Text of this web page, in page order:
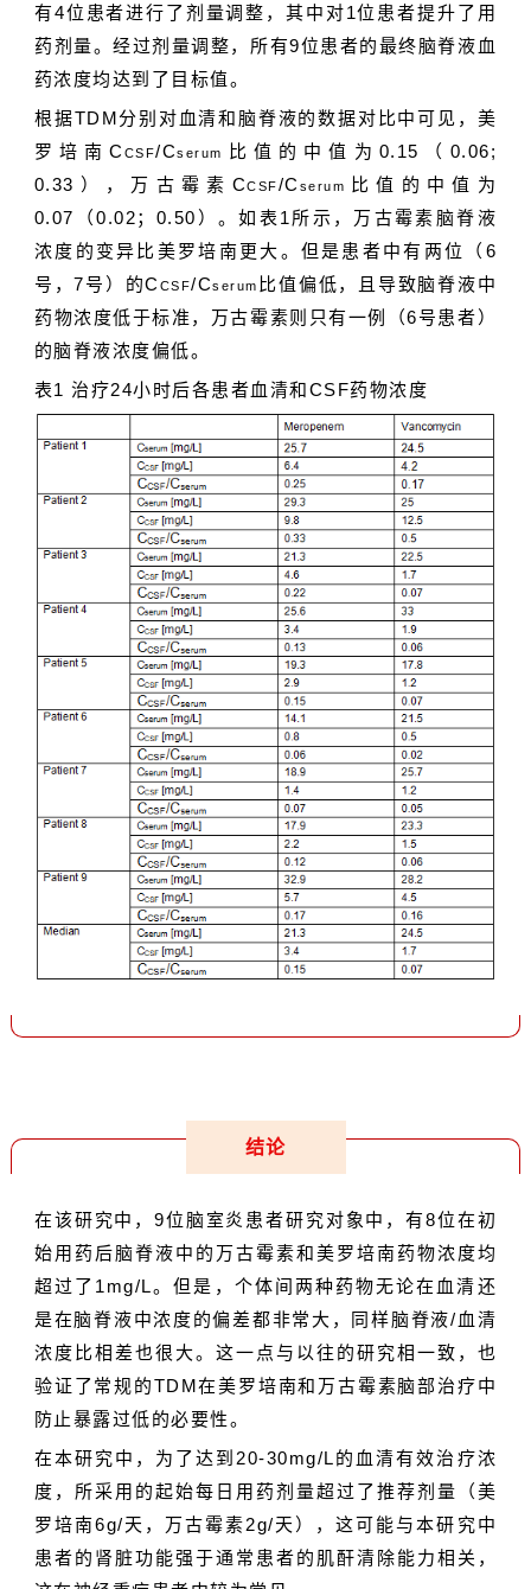
有4位患者进行了剂量调整，其中对1位患者提升了用
药剂量。经过剂量调整，所有9位患者的最终脑脊液血
药浓度均达到了目标值。
根据TDM分别对血清和脑脊液的数据对比中可见，美
罗培南C CSF/Cserum
比值的中值为0.15（0.06;
0.33），万古霉素CCSF/C serum
比值的中值为
0.07（0.02；0.50）。如表1所示，万古霉素脑脊液
浓度的变异比美罗培南更大。但是患者中有两位（6
号，7号）的C CSF/Cserum 比值偏低，且导致脑脊液中
药物浓度低于标准，万古霉素则只有一例（6号患者）
的脑脊液浓度偏低。
表1 治疗24小时后各患者血清和CSF药物浓度
结论
在该研究中，9位脑室炎患者研究对象中，有8位在初
始用药后脑脊液中的万古霉素和美罗培南药物浓度均
超过了1mg/L。但是，个体间两种药物无论在血清还
是在脑脊液中浓度的偏差都非常大，同样脑脊液/血清
浓度比相差也很大。这一点与以往的研究相一致，也
验证了常规的TDM在美罗培南和万古霉素脑部治疗中
防止暴露过低的必要性。
在本研究中，为了达到20-30mg/L的血清有效治疗浓
度，所采用的起始每日用药剂量超过了推荐剂量（美
罗培南6g/天，万古霉素2g/天），这可能与本研究中
患者的肾脏功能强于通常患者的肌酐清除能力相关，